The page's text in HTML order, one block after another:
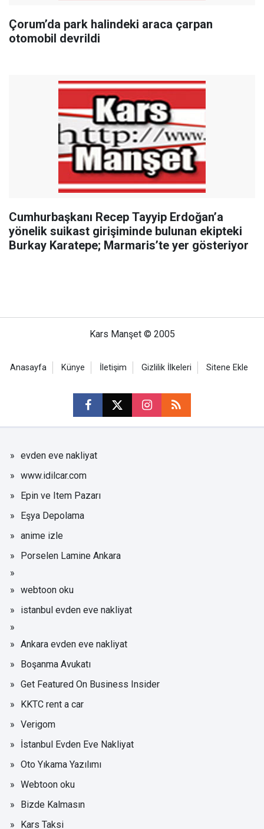
Çorum’da park halindeki araca çarpan
otomobil devrildi
Cumhurbaşkanı Recep Tayyip Erdoğan’a
yönelik suikast girişiminde bulunan ekipteki
Burkay Karatepe; Marmaris’te yer gösteriyor
Kars Manşet © 2005
Anasayfa Künye İletişim Gizlilik İlkeleri Sitene Ekle
evden eve nakliyat
www.idilcar.com
Epin ve Item Pazarı
Eşya Depolama
anime izle
Porselen Lamine Ankara
webtoon oku
istanbul evden eve nakliyat
Ankara evden eve nakliyat
Boşanma Avukatı
Get Featured On Business Insider
KKTC rent a car
Verigom
İstanbul Evden Eve Nakliyat
Oto Yıkama Yazılımı
Webtoon oku
Bizde Kalmasın
Kars Taksi